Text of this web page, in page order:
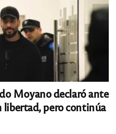
Moyano declaró ante
libertad, pero continúa